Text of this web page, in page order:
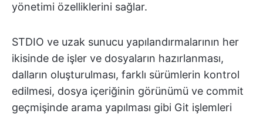
yönetimi özelliklerini sağlar.
STDIO ve uzak sunucu yapılandırmalarının her
ikisinde de işler ve dosyaların hazırlanması,
dalların oluşturulması, farklı sürümlerin kontrol
edilmesi, dosya içeriğinin görünümü ve commit
geçmişinde arama yapılması gibi Git işlemleri